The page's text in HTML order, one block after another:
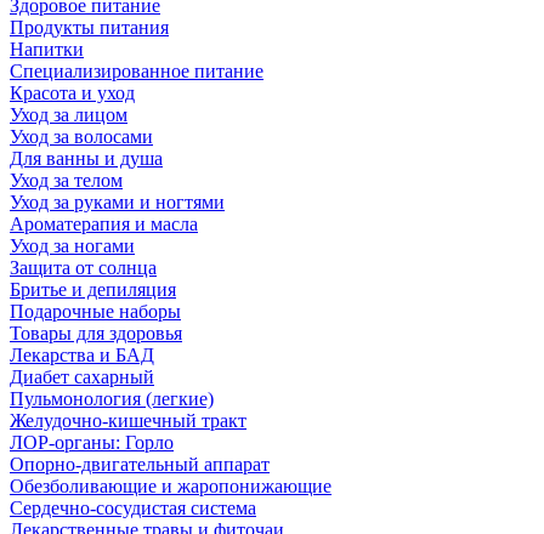
Здоровое питание
Продукты питания
Напитки
Специализированное питание
Красота и уход
Уход за лицом
Уход за волосами
Для ванны и душа
Уход за телом
Уход за руками и ногтями
Ароматерапия и масла
Уход за ногами
Защита от солнца
Бритье и депиляция
Подарочные наборы
Товары для здоровья
Лекарства и БАД
Диабет сахарный
Пульмонология (легкие)
Желудочно-кишечный тракт
ЛОР-органы: Горло
Опорно-двигательный аппарат
Обезболивающие и жаропонижающие
Сердечно-сосудистая система
Лекарственные травы и фиточаи